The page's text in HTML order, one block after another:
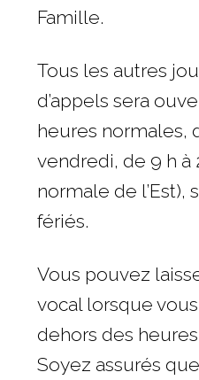
Famille.
Tous les autres
d’appels sera
heures normales,
vendredi, de 9 h à
normale de l’Est),
fériés.
Vous pouvez
vocal lorsque
dehors des
Soyez assurés